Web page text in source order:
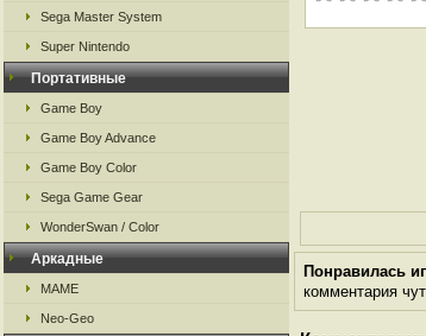
Sega Master System
Super Nintendo
Портативные
Game Boy
Game Boy Advance
Game Boy Color
Sega Game Gear
WonderSwan / Color
Аркадные
MAME
Neo-Geo
Понравилась
комментария